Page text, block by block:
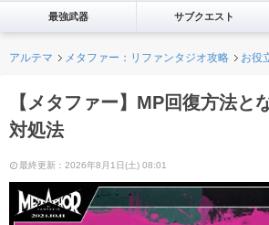
最強武器 サブクエスト
アルテマ メタファー：リファンタジオ攻略 お役
【メタファー】MP回復方法と
対処法
最終更新：2026年8月1日(土) 08:01